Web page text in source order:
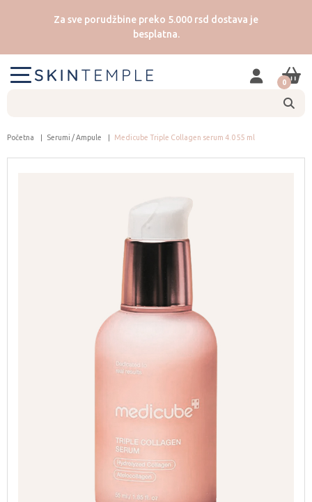
Za sve porudžbine preko 5.000 rsd dostava je
besplatna.
0
Početna Serumi / Ampule Medicube Triple Collagen serum 4.0 55 ml